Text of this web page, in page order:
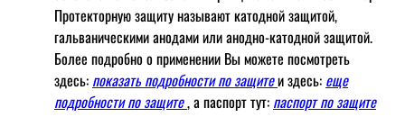
Протекторную защиту называют катодной защитой,
гальваническими анодами или анодно-катодной защитой.
Более подробно о применении Вы можете посмотреть
здесь: показать подробности по защитеи здесь: еще
подробности по защите, а паспорт тут: паспорт по защите